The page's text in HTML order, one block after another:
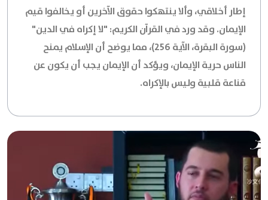
إطار أخلاقي، وألا ينتهكوا حقوق الآخرين أو يخالفوا قيم
الإيمان. وقد ورد في القرآن الكريم: "لا إكراه في الدين"
(سورة البقرة، الآية 256)، مما يوضح أن الإسلام يمنح
الناس حرية الإيمان، ويؤكد أن الإيمان يجب أن يكون عن
قناعة قلبية وليس بالإكراه.